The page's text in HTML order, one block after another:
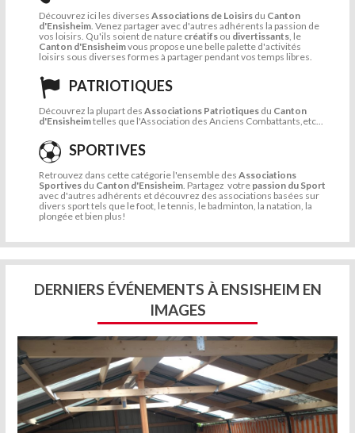
Découvrez ici les diverses Associations de Loisirs du Canton
d'Ensisheim . Venez partager avec d'autres adhérents la passion de
vos loisirs. Qu'ils soient de nature créatifs ou divertissants , le
Canton d'Ensisheimvous propose une belle palette d'activités
loisirs sous diverses formes à partager pendant vos temps libres.
PATRIOTIQUES
Découvrez la plupart des Associations Patriotiques du Canton
d'Ensisheimtelles que l'Association des Anciens Combattants,etc...
SPORTIVES
Retrouvez dans cette catégorie l'ensemble des Associations
Sportives du Canton d'Ensisheim . Partagez votre passion du Sport
avec d'autres adhérents et découvrez des associations basées sur
divers sport tels que le foot, le tennis, le badminton, la natation, la
plongée et bien plus!
DERNIERS ÉVÉNEMENTS À ENSISHEIM EN
IMAGES